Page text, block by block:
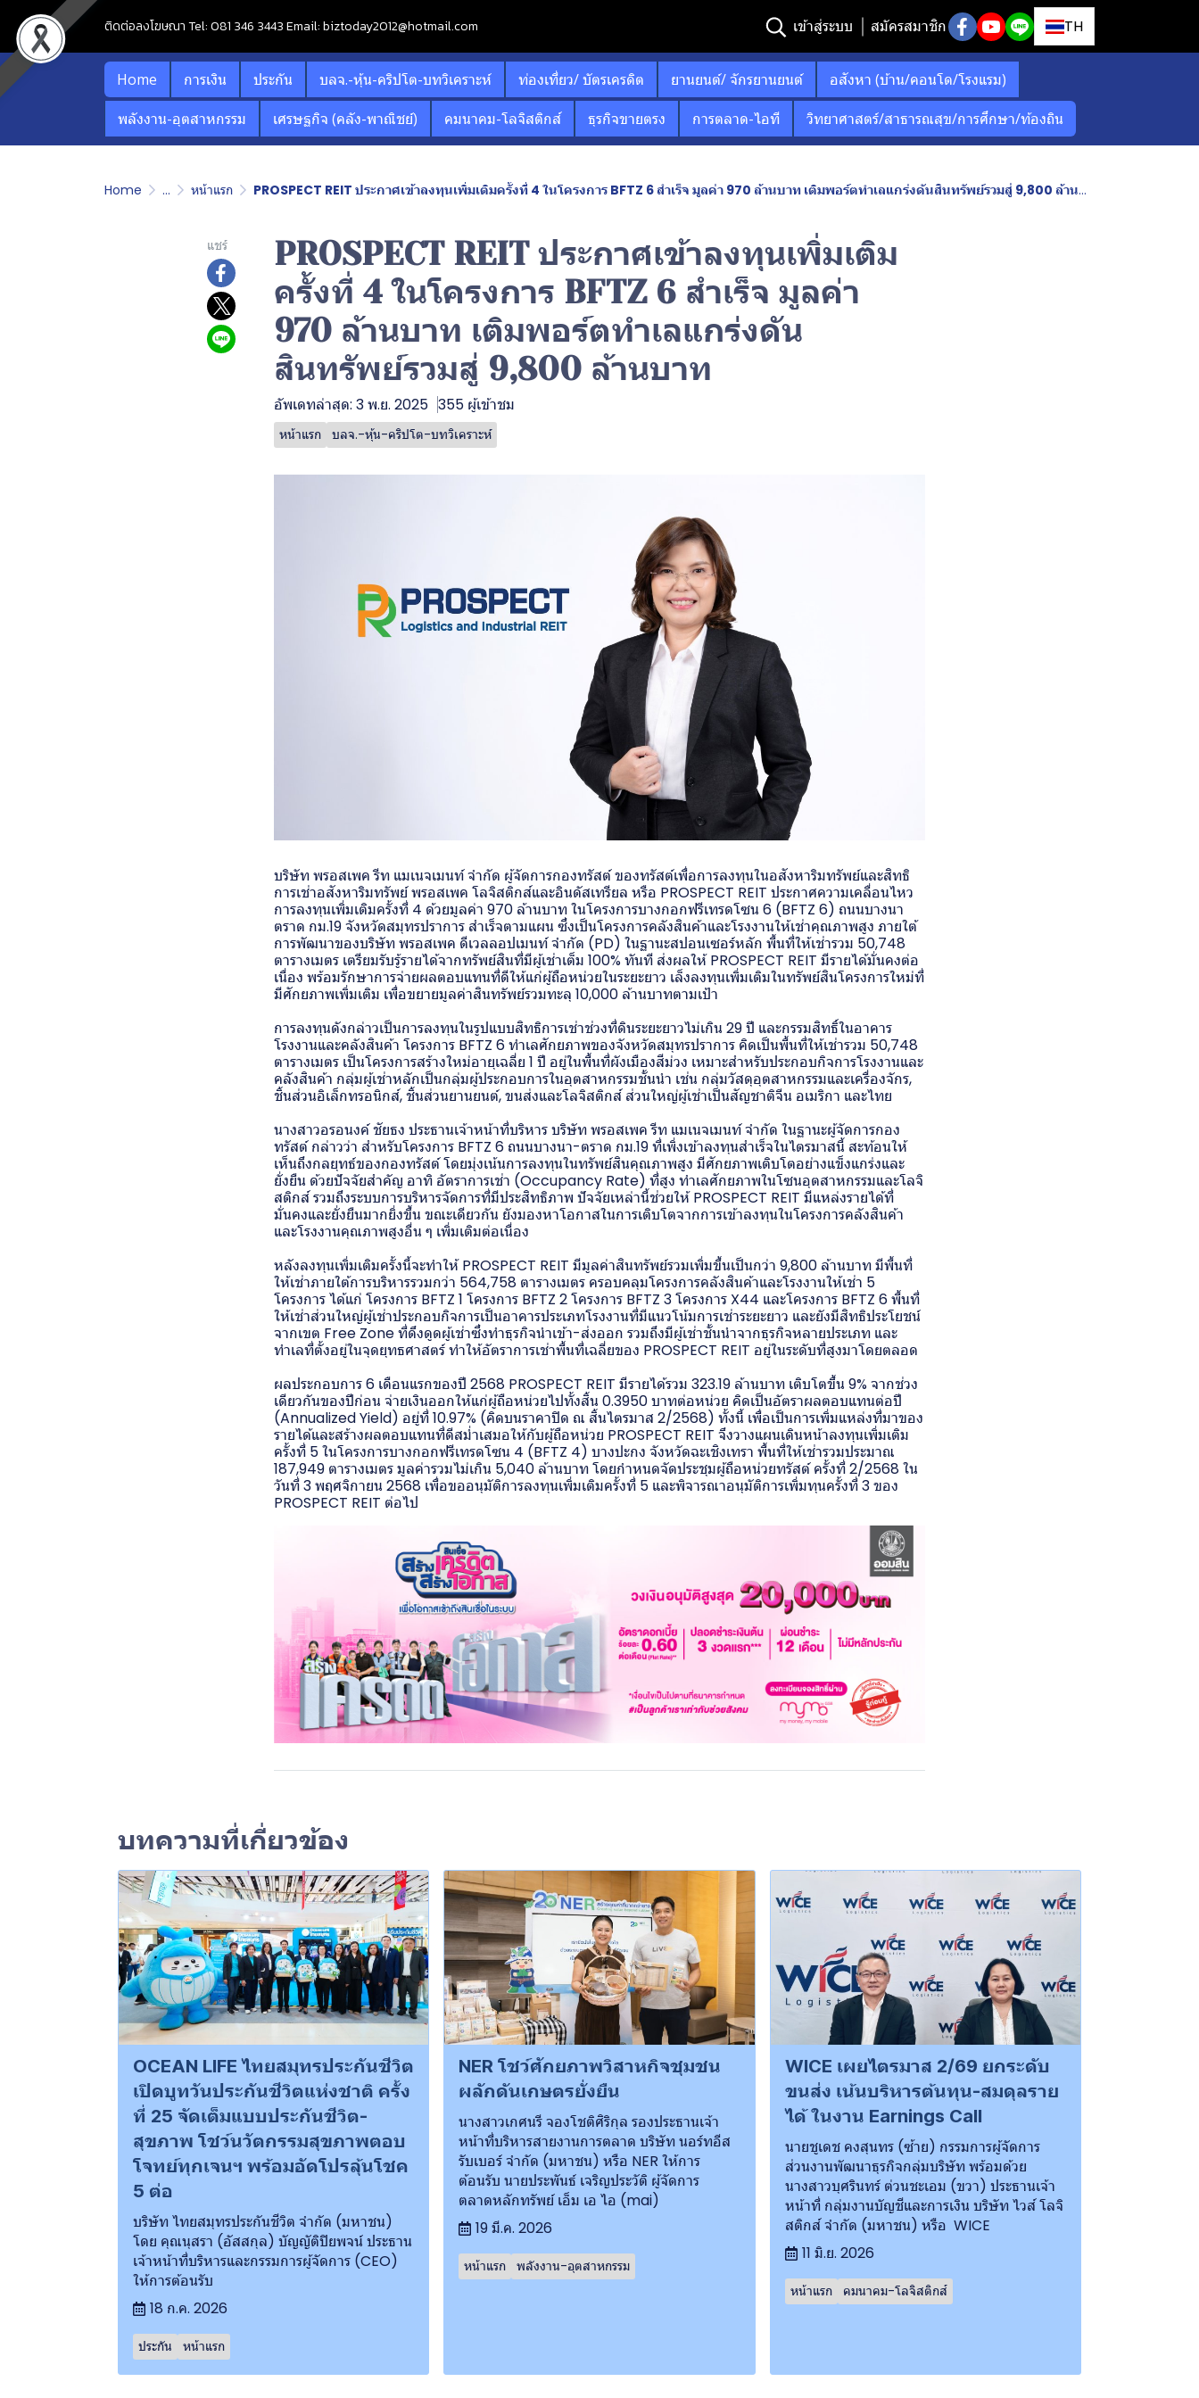
ติดต่อลงโฆษณา Tel: 081 346 3443 Email: biztoday2012@hotmail.com เข้าสู่ระบบ สมัครสมาชิก TH
Home การเงิน ประกัน บลจ.-หุ้น-คริปโต-บทวิเคราะห์ ท่องเที่ยว/ บัตรเครดิต ยานยนต์/ จักรยานยนต์
อสังหา (บ้าน/คอนโด/โรงแรม)
พลังงาน-อุตสาหกรรม
เศรษฐกิจ (คลัง-พาณิชย์) คมนาคม-โลจิสติกส์ ธุรกิจขายตรง การตลาด-ไอที วิทยาศาสตร์/สาธารณสุข/การศึกษา/ท้องถิน
Home ... หน้าแรก PROSPECT REIT ประกาศเข้าลงทุนเพิ่มเติมครั้งที่ 4 ในโครงการ BFTZ 6 สำเร็จ มูลค่า 970 ล้านบาท เติมพอร์ตทำเลแกร่งดันสินทรัพย์รวมสู่ 9,800 ล้านบาท
แชร์
PROSPECT REIT ประกาศเข้าลงทุนเพิ่มเติม
ครั้งที่ 4 ในโครงการ BFTZ 6 สำเร็จ มูลค่า
970 ล้านบาท เติมพอร์ตทำเลแกร่งดัน
สินทรัพย์รวมสู่ 9,800 ล้านบาท
อัพเดทล่าสุด: 3 พ.ย. 2025 355 ผู้เข้าชม
หน้าแรก บลจ.-หุ้น-คริปโต-บทวิเคราะห์
บริษัท พรอสเพค รีท แมเนจเมนท์ จำกัด ผู้จัดการกองทรัสต์ ของทรัสต์เพื่อการลงทุนในอสังหาริมทรัพย์และสิทธิ
การเช่าอสังหาริมทรัพย์ พรอสเพค โลจิสติกส์และอินดัสเทรียล หรือ PROSPECT REIT ประกาศความเคลื่อนไหว
การลงทุนเพิ่มเติมครั้งที่ 4 ด้วยมูลค่า 970 ล้านบาท ในโครงการบางกอกฟรีเทรดโซน 6 (BFTZ 6) ถนนบางนา
ตราด กม.19 จังหวัดสมุทรปราการ สำเร็จตามแผน ซึ่งเป็นโครงการคลังสินค้าและโรงงานให้เช่าคุณภาพสูง ภายใต้
การพัฒนาของบริษัท พรอสเพค ดีเวลลอปเมนท์ จำกัด (PD) ในฐานะสปอนเซอร์หลัก พื้นที่ให้เช่ารวม 50,748
ตารางเมตร เตรียมรับรู้รายได้จากทรัพย์สินที่มีผู้เช่าเต็ม 100% ทันที ส่งผลให้ PROSPECT REIT มีรายได้มั่นคงต่อ
เนื่อง พร้อมรักษาการจ่ายผลตอบแทนที่ดีให้แก่ผู้ถือหน่วยในระยะยาว เล็งลงทุนเพิ่มเติมในทรัพย์สินโครงการใหม่ที่
มีศักยภาพเพิ่มเติม เพื่อขยายมูลค่าสินทรัพย์รวมทะลุ 10,000 ล้านบาทตามเป้า
การลงทุนดังกล่าวเป็นการลงทุนในรูปแบบสิทธิการเช่าช่วงที่ดินระยะยาวไม่เกิน 29 ปี และกรรมสิทธิ์ในอาคาร
โรงงานและคลังสินค้า โครงการ BFTZ 6 ทำเลศักยภาพของจังหวัดสมุทรปราการ คิดเป็นพื้นที่ให้เช่ารวม 50,748
ตารางเมตร เป็นโครงการสร้างใหม่อายุเฉลี่ย 1 ปี อยู่ในพื้นที่ผังเมืองสีม่วง เหมาะสำหรับประกอบกิจการโรงงานและ
คลังสินค้า กลุ่มผู้เช่าหลักเป็นกลุ่มผู้ประกอบการในอุตสาหกรรมชั้นนำ เช่น กลุ่มวัสดุอุตสาหกรรมและเครื่องจักร,
ชิ้นส่วนอิเล็กทรอนิกส์, ชิ้นส่วนยานยนต์, ขนส่งและโลจิสติกส์ ส่วนใหญ่ผู้เช่าเป็นสัญชาติจีน อเมริกา และไทย
นางสาวอรอนงค์ ชัยธง ประธานเจ้าหน้าที่บริหาร บริษัท พรอสเพค รีท แมเนจเมนท์ จำกัด ในฐานะผู้จัดการกอง
ทรัสต์ กล่าวว่า สำหรับโครงการ BFTZ 6 ถนนบางนา-ตราด กม.19 ที่เพิ่งเข้าลงทุนสำเร็จในไตรมาสนี้ สะท้อนให้
เห็นถึงกลยุทธ์ของกองทรัสต์ โดยมุ่งเน้นการลงทุนในทรัพย์สินคุณภาพสูง มีศักยภาพเติบโตอย่างแข็งแกร่งและ
ยั่งยืน ด้วยปัจจัยสำคัญ อาทิ อัตราการเช่า (Occupancy Rate) ที่สูง ทำเลศักยภาพในโซนอุตสาหกรรมและโลจิ
สติกส์ รวมถึงระบบการบริหารจัดการที่มีประสิทธิภาพ ปัจจัยเหล่านี้ช่วยให้ PROSPECT REIT มีแหล่งรายได้ที่
มั่นคงและยั่งยืนมากยิ่งขึ้น ขณะเดียวกัน ยังมองหาโอกาสในการเติบโตจากการเข้าลงทุนในโครงการคลังสินค้า
และโรงงานคุณภาพสูงอื่น ๆ เพิ่มเติมต่อเนื่อง
หลังลงทุนเพิ่มเติมครั้งนี้จะทำให้ PROSPECT REIT มีมูลค่าสินทรัพย์รวมเพิ่มขึ้นเป็นกว่า 9,800 ล้านบาท มีพื้นที่
ให้เช่าภายใต้การบริหารรวมกว่า 564,758 ตารางเมตร ครอบคลุมโครงการคลังสินค้าและโรงงานให้เช่า 5
โครงการ ได้แก่ โครงการ BFTZ 1 โครงการ BFTZ 2 โครงการ BFTZ 3 โครงการ X44 และโครงการ BFTZ 6 พื้นที่
ให้เช่าส่วนใหญ่ผู้เช่าประกอบกิจการเป็นอาคารประเภทโรงงานที่มีแนวโน้มการเช่าระยะยาว และยังมีสิทธิประโยชน์
จากเขต Free Zone ที่ดึงดูดผู้เช่าซึ่งทำธุรกิจนำเข้า-ส่งออก รวมถึงมีผู้เช่าชั้นนำจากธุรกิจหลายประเภท และ
ทำเลที่ตั้งอยู่ในจุดยุทธศาสตร์ ทำให้อัตราการเช่าพื้นที่เฉลี่ยของ PROSPECT REIT อยู่ในระดับที่สูงมาโดยตลอด
ผลประกอบการ 6 เดือนแรกของปี 2568 PROSPECT REIT มีรายได้รวม 323.19 ล้านบาท เติบโตขึ้น 9% จากช่วง
เดียวกันของปีก่อน จ่ายเงินออกให้แก่ผู้ถือหน่วยไปทั้งสิ้น 0.3950 บาทต่อหน่วย คิดเป็นอัตราผลตอบแทนต่อปี
(Annualized Yield) อยู่ที่ 10.97% (คิดบนราคาปิด ณ สิ้นไตรมาส 2/2568) ทั้งนี้ เพื่อเป็นการเพิ่มแหล่งที่มาของ
รายได้และสร้างผลตอบแทนที่ดีสม่ำเสมอให้กับผู้ถือหน่วย PROSPECT REIT จึงวางแผนเดินหน้าลงทุนเพิ่มเติม
ครั้งที่ 5 ในโครงการบางกอกฟรีเทรดโซน 4 (BFTZ 4) บางปะกง จังหวัดฉะเชิงเทรา พื้นที่ให้เช่ารวมประมาณ
187,949 ตารางเมตร มูลค่ารวมไม่เกิน 5,040 ล้านบาท โดยกำหนดจัดประชุมผู้ถือหน่วยทรัสต์ ครั้งที่ 2/2568 ใน
วันที่ 3 พฤศจิกายน 2568 เพื่อขออนุมัติการลงทุนเพิ่มเติมครั้งที่ 5 และพิจารณาอนุมัติการเพิ่มทุนครั้งที่ 3 ของ
PROSPECT REIT ต่อไป
บทความที่เกี่ยวข้อง
OCEAN LIFE ไทยสมุทรประกันชีวิต
เปิดบูทวันประกันชีวิตแห่งชาติ ครั้ง
ที่ 25 จัดเต็มแบบประกันชีวิต-
สุขภาพ โชว์นวัตกรรมสุขภาพตอบ
โจทย์ทุกเจนฯ พร้อมอัดโปรลุ้นโชค
5 ต่อ
บริษัท ไทยสมุทรประกันชีวิต จำกัด (มหาชน)
โดย คุณนุสรา (อัสสกุล) บัญญัติปิยพจน์ ประธาน
เจ้าหน้าที่บริหารและกรรมการผู้จัดการ (CEO)
ให้การต้อนรับ
18 ก.ค. 2026
ประกัน หน้าแรก
NER โชว์ศักยภาพวิสาหกิจชุมชน
ผลักดันเกษตรยั่งยืน
นางสาวเกศนรี จองโชติศิริกุล รองประธานเจ้า
หน้าที่บริหารสายงานการตลาด บริษัท นอร์ทอีส
รับเบอร์ จำกัด (มหาชน) หรือ NER ให้การ
ต้อนรับ นายประพันธ์ เจริญประวัติ ผู้จัดการ
ตลาดหลักทรัพย์ เอ็ม เอ ไอ (mai)
19 มี.ค. 2026
หน้าแรก พลังงาน-อุตสาหกรรม
WICE เผยไตรมาส 2/69 ยกระดับ
ขนส่ง เน้นบริหารต้นทุน-สมดุลราย
ได้ ในงาน Earnings Call
นายชูเดช คงสุนทร (ซ้าย) กรรมการผู้จัดการ
ส่วนงานพัฒนาธุรกิจกลุ่มบริษัท พร้อมด้วย
นางสาวบุศรินทร์ ต่วนชะเอม (ขวา) ประธานเจ้า
หน้าที่ กลุ่มงานบัญชีและการเงิน บริษัท ไวส์ โลจิ
สติกส์ จำกัด (มหาชน) หรือ WICE
11 มิ.ย. 2026
หน้าแรก คมนาคม-โลจิสติกส์